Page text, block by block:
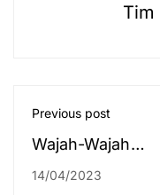
Tim
Previous post
Wajah-Wajah
Gembira CPPPK
14/04/2023